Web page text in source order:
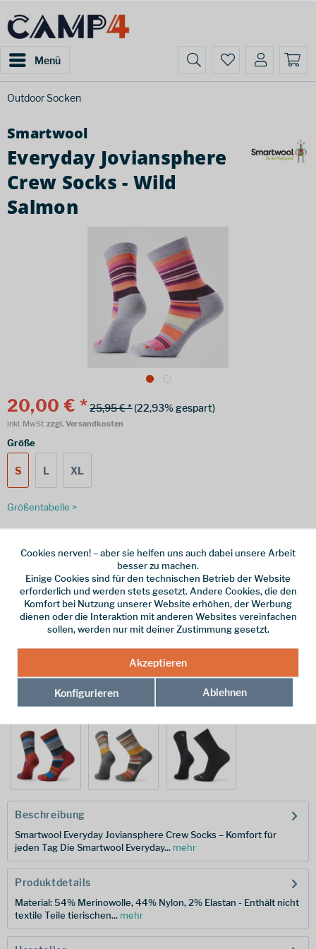
Menü
Outdoor Socken
Smartwool
Everyday Joviansphere
Crew Socks - Wild
Salmon
20,00 € * 25,95 € *(22,93% gespart)
inkl. MwSt.zzgl. Versandkosten
Größe
S L XL
Größentabelle >
Online bestellen Ladenabholung
vorrätig | Lieferzeit 1-3 Werktage
In denWarenkorb
Hersteller-Nr.: SW001991J991002
weitere Modelle:
Beschreibung
Smartwool Everyday Joviansphere Crew Socks – Komfort für
jeden Tag Die Smartwool Everyday... mehr
Produktdetails
Material: 54% Merinowolle, 44% Nylon, 2% Elastan - Enthält nicht
textile Teile tierischen... mehr
Cookies nerven! – aber sie helfen uns auch dabei unsere Arbeit
besser zu machen.
Einige Cookies sind für den technischen Betrieb der Website
erforderlich und werden stets gesetzt. Andere Cookies, die den
Komfort bei Nutzung unserer Website erhöhen, der Werbung
dienen oder die Interaktion mit anderen Websites vereinfachen
sollen, werden nur mit deiner Zustimmung gesetzt.
Akzeptieren
Konfigurieren Ablehnen